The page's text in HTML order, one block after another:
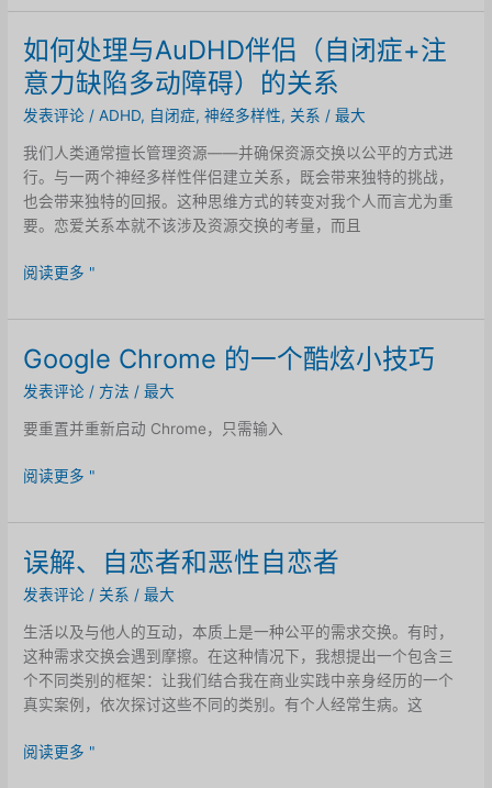
滴
水
能
声
称
凭
一
己
之
就
造
了
这
朵
美
的
日
呢？
如何处理与AuDHD伴侣（自闭症+注
意力缺陷多动障碍）的关系
发表评论 / ADHD, 自闭症,神经多样性, 关系 /最大
我们人类通常擅长管理资源——并确保资源交换以公平的方式进
行。与一两个神经多样性伴侣建立关系，既会带来独特的挑战，
也会带来独特的回报。这种思维方式的转变对我个人而言尤为重
要。恋爱关系本就不该涉及资源交换的考量，而且
如
处
与
AuDHD
侣
（自
闭
意
力
陷
多
动
障
的
阅读更多 "
Google Chrome 的一个酷炫小技巧
发表评论 / 方法 /最大
要重置并重新启动 Chrome，只需输入
Google
的
一
个
酷
小
技
巧
阅读更多 "
误解、自恋者和恶性自恋者
发表评论 / 关系 /最大
生活以及与他人的互动，本质上是一种公平的需求交换。有时，
这种需求交换会遇到摩擦。在这种情况下，我想提出一个包含三
个不同类别的框架：让我们结合我在商业实践中亲身经历的一个
真实案例，依次探讨这些不同的类别。有个人经常生病。这
误
阅读更多 "